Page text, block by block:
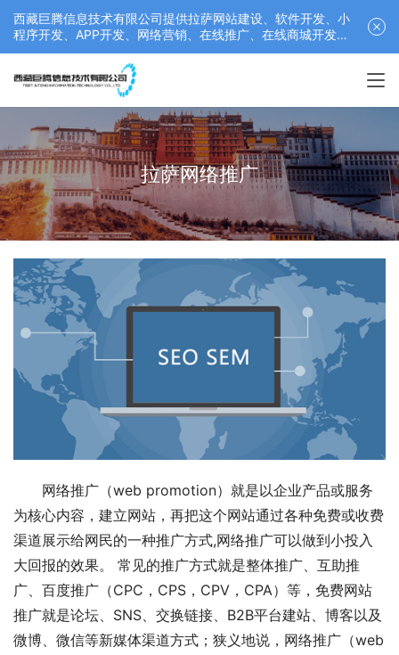
西藏巨腾信息技术有限公司提供拉萨网站建设、软件开发、小
程序开发、APP开发、网络营销、在线推广、在线商城开发等
服务，联系电话： 17689511878
拉萨网络推广
网络推广（web promotion）就是以企业产品或服务
为核心内容，建立网站，再把这个网站通过各种免费或收费
渠道展示给网民的一种推广方式,网络推广可以做到小投入
大回报的效果。 常见的推广方式就是整体推广、互助推
广、百度推广（CPC，CPS，CPV，CPA）等，免费网站
推广就是论坛、SNS、交换链接、B2B平台建站、博客以及
微博、微信等新媒体渠道方式；狭义地说，网络推广（web